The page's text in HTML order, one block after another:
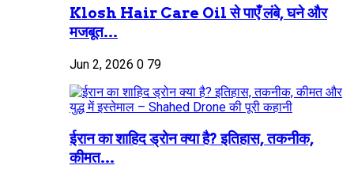
Klosh Hair Care Oil से पाएँ लंबे, घने और
मजबूत...
Jun 2, 2026 0 79
ईरान का शाहिद ड्रोन क्या है? इतिहास, तकनीक,
कीमत...